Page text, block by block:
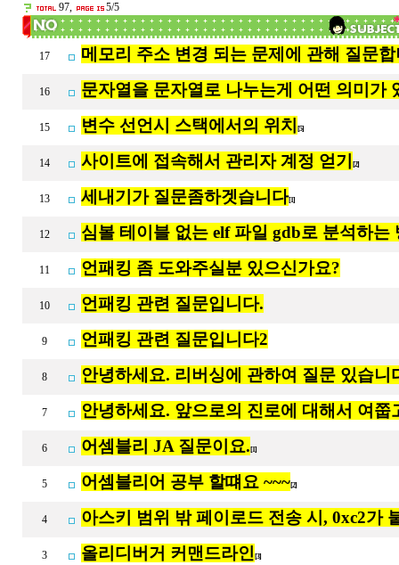
97, 5/5
17 메모리 주소 변경 되는 문제에 관해 질문합
16 문자열을 문자열로 나누는게 어떤 의미가
15 변수 선언시 스택에서의 위치 [5]
14 사이트에 접속해서 관리자 계정 얻기 [2]
13 세내기가 질문좀하겟습니다[1]
12 심볼 테이블 없는 elf 파일 gdb로 분석하는
11 언패킹 좀 도와주실분 있으신가요?
10 언패킹 관련 질문입니다.
9 언패킹 관련 질문입니다2
8 안녕하세요. 리버싱에 관하여 질문 있습니
7 안녕하세요. 앞으로의 진로에 대해서 여쭙
6 어셈블리 JA 질문이요. [1]
5 어셈블리어 공부 할떄요 ~~~[2]
4 아스키 범위 밖 페이로드 전송 시, 0xc2가
3 올리디버거 커맨드라인 [3]